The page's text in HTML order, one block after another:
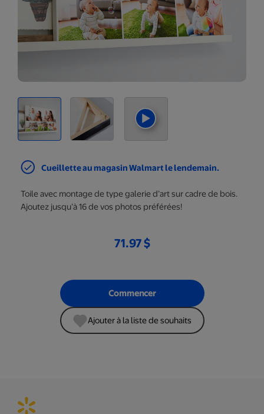
Cueillette au magasin Walmart le lendemain.
Toile avec montage de type galerie d’art sur cadre de bois.
Ajoutez jusqu’à 16 de vos photos préférées!
71.97 $
Commencer
Ajouter à la liste de souhaits